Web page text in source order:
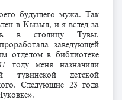
будущего мужа. Так
в Кызыл, и я вслед за
в столицу Тувы.
заведующей
отделом в библиотеке
меня назначили
тувинской детской
Следующие 23 года